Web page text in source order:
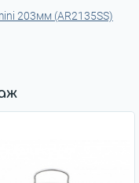
203мм (AR2135SS)